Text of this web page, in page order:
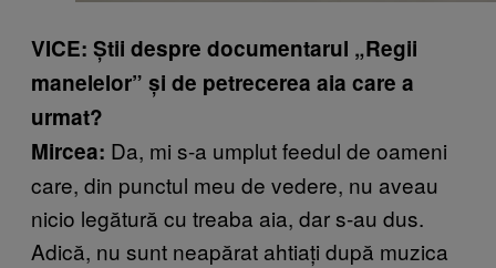
VICE: Știi despre documentarul „Regii
manelelor” și de petrecerea aia care a
urmat?
Mircea: Da, mi s-a umplut feedul de oameni
care, din punctul meu de vedere, nu aveau
nicio legătură cu treaba aia, dar s-au dus.
Adică, nu sunt neapărat ahtiați după muzica